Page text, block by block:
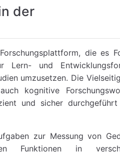
der
die es
Lern- und
umzusetzen. Die
kognitive
und sicher
zur Messung von
Funktionen in